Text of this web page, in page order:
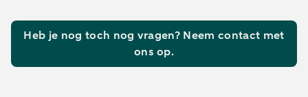
Heb je nog toch nog vragen? Neem contact met
ons op.